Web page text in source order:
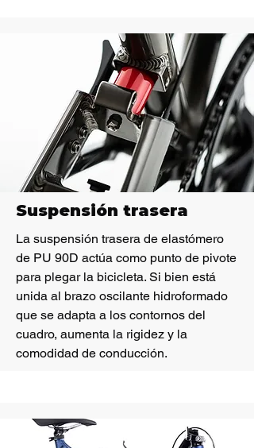
Suspensión trasera
La suspensión trasera de elastómero
de PU 90D actúa como punto de pivote
para plegar la bicicleta. Si bien está
unida al brazo oscilante hidroformado
que se adapta a los contornos del
cuadro, aumenta la rigidez y la
comodidad de conducción.